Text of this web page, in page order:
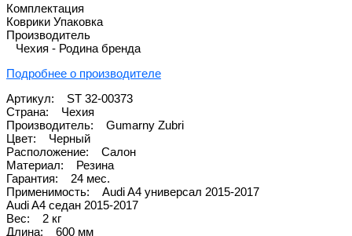
Комплектация
Коврики Упаковка
Производитель
Чехия - Родина бренда
Подробнее о производителе
Артикул: ST 32-00373
Страна: Чехия
Производитель: Gumarny Zubri
Цвет: Черный
Расположение: Салон
Материал: Резина
Гарантия: 24 мес.
Применимость: Audi A4 универсал 2015-2017
Audi A4 седан 2015-2017
Вес: 2 кг
Длина: 600 мм